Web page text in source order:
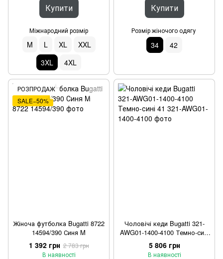
Купити
Міжнародний розмір
M L XL
XXL
3XL
4XL
Купити
Розмір жіночого одягу
34 42
РОЗПРОДАЖ
SALE−50%
Жіноча футболка Bugatti 8722
14594/390 Синя M
1 392 грн 2 783 грн
В наявності
Чоловічі кеди Bugatti 321-
AWG01-1400-4100 Темно-сині
41
5 806 грн
В наявності